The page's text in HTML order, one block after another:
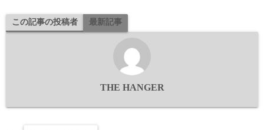
この記事の投稿者 最新記事
THE HANGER